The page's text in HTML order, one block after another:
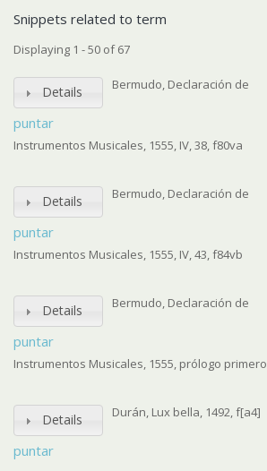
Snippets related to term
Displaying 1 - 50 of 67
Details
puntar
Bermudo, Declaración de
Instrumentos Musicales, 1555, IV, 38, f80va
Details
puntar
Bermudo, Declaración de
Instrumentos Musicales, 1555, IV, 43, f84vb
Details
puntar
Bermudo, Declaración de
Instrumentos Musicales, 1555, prólogo primero
Details
puntar
Durán, Lux bella, 1492, f[a4]